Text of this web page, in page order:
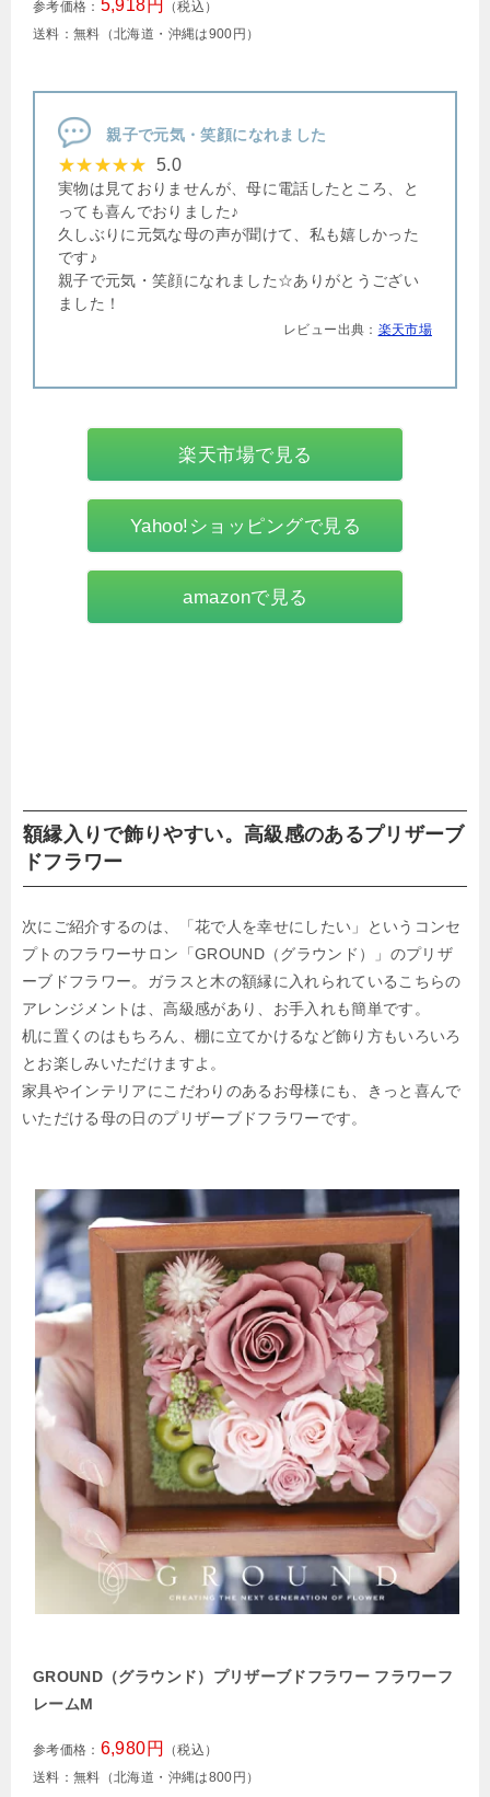
参考価格：
（税込）
送料：無料（北海道・沖縄は900円）
親子で元気・笑顔になれました
5.0
実物は見ておりませんが、母に電話したところ、と
っても喜んでおりました♪
久しぶりに元気な母の声が聞けて、私も嬉しかった
です♪
親子で元気・笑顔になれました☆ありがとうござい
ました！
レビュー出典： 楽天市場
楽天市場で見る
Yahoo!ショッピングで見る
amazonで見る
額縁入りで飾りやすい。高級感のあるプリザーブ
ドフラワー
次にご紹介するのは、「花で人を幸せにしたい」というコンセ
プトのフラワーサロン「GROUND（グラウンド）」のプリザ
ーブドフラワー。ガラスと木の額縁に入れられているこちらの
アレンジメントは、高級感があり、お手入れも簡単です。
机に置くのはもちろん、棚に立てかけるなど飾り方もいろいろ
とお楽しみいただけますよ。
家具やインテリアにこだわりのあるお母様にも、きっと喜んで
いただける母の日のプリザーブドフラワーです。
GROUND（グラウンド）プリザーブドフラワー フラワーフ
レームM
参考価格： 6,980円 （税込）
送料：無料（北海道・沖縄は800円）